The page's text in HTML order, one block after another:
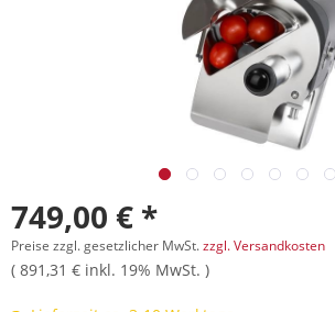
749,00 € *
Preise zzgl. gesetzlicher MwSt.zzgl. Versandkosten
( 891,31 € inkl. 19% MwSt. )